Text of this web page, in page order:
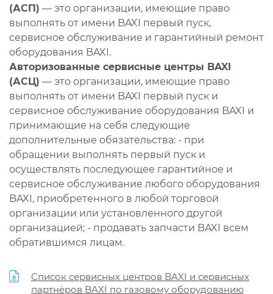
(АСП) — это организации, имеющие право
выполнять от имени BAXI первый пуск,
сервисное обслуживание и гарантийный ремонт
оборудования BAXI.
Авторизованные сервисные центры BAXI
(АСЦ) — это организации, имеющие право
выполнять от имени BAXI первый пуск и
сервисное обслуживание оборудования BAXI и
принимающие на себя следующие
дополнительные обязательства: - при
обращении выполнять первый пуск и
осуществлять последующее гарантийное и
сервисное обслуживание любого оборудования
BAXI, приобретенного в любой торговой
организации или установленного другой
организацией; - продавать запчасти BAXI всем
обратившимся лицам.
Список сервисных центров BAXI и сервисных
партнёров BAXI по газовому оборудованию